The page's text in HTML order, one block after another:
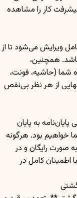
کار را مشاهده
ویرایش می‌شود تا از
همچنین،
شما (حاشیه، فونت،
از هر نظر بی‌نقص
به پایان
خواهیم بود. هرگونه
صورت رایگان و در
اطمینان کامل در